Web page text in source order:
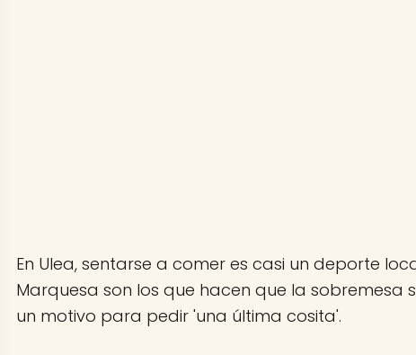
En Ulea, sentarse a comer es casi un deporte
Marquesa son los que hacen que la sobremesa
un motivo para pedir 'una última cosita'.